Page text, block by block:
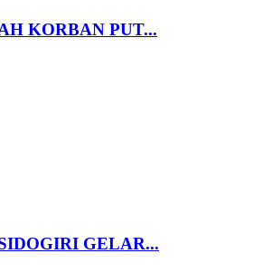
KORBAN PUT...
GELAR...